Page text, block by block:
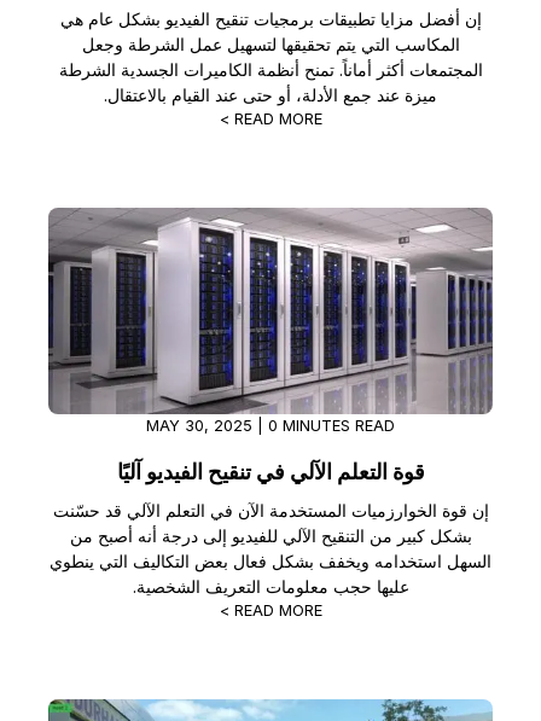
إن أفضل مزايا تطبيقات برمجيات تنقيح الفيديو بشكل عام هي
المكاسب التي يتم تحقيقها لتسهيل عمل الشرطة وجعل
المجتمعات أكثر أماناً. تمنح أنظمة الكاميرات الجسدية الشرطة
ميزة عند جمع الأدلة، أو حتى عند القيام بالاعتقال.
READ MORE >
MAY 30, 2025 | 0 MINUTES READ
قوة التعلم الآلي في تنقيح الفيديو آليًا
إن قوة الخوارزميات المستخدمة الآن في التعلم الآلي قد حسّنت
بشكل كبير من التنقيح الآلي للفيديو إلى درجة أنه أصبح من
السهل استخدامه ويخفف بشكل فعال بعض التكاليف التي ينطوي
عليها حجب معلومات التعريف الشخصية.
READ MORE >